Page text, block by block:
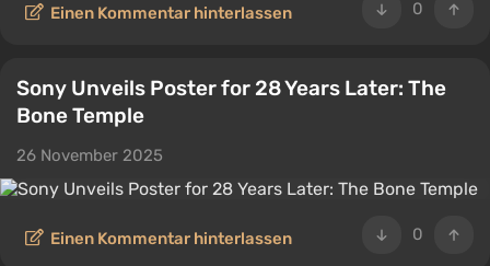
0
Einen Kommentar hinterlassen
Sony Unveils Poster for 28 Years Later: The
Bone Temple
26 November 2025
0
Einen Kommentar hinterlassen